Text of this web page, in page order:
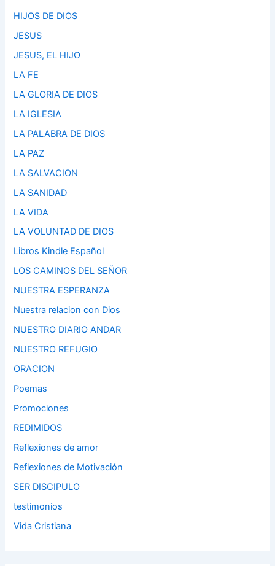
HIJOS DE DIOS
JESUS
JESUS, EL HIJO
LA FE
LA GLORIA DE DIOS
LA IGLESIA
LA PALABRA DE DIOS
LA PAZ
LA SALVACION
LA SANIDAD
LA VIDA
LA VOLUNTAD DE DIOS
Libros Kindle Español
LOS CAMINOS DEL SEÑOR
NUESTRA ESPERANZA
Nuestra relacion con Dios
NUESTRO DIARIO ANDAR
NUESTRO REFUGIO
ORACION
Poemas
Promociones
REDIMIDOS
Reflexiones de amor
Reflexiones de Motivación
SER DISCIPULO
testimonios
Vida Cristiana